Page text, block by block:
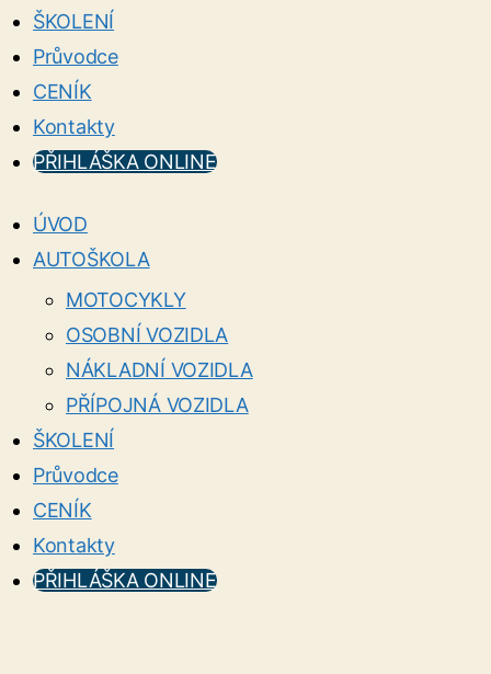
ŠKOLENÍ
Průvodce
CENÍK
Kontakty
PŘIHLÁŠKA ONLINE
ÚVOD
AUTOŠKOLA
MOTOCYKLY
OSOBNÍ VOZIDLA
NÁKLADNÍ VOZIDLA
PŘÍPOJNÁ VOZIDLA
ŠKOLENÍ
Průvodce
CENÍK
Kontakty
PŘIHLÁŠKA ONLINE